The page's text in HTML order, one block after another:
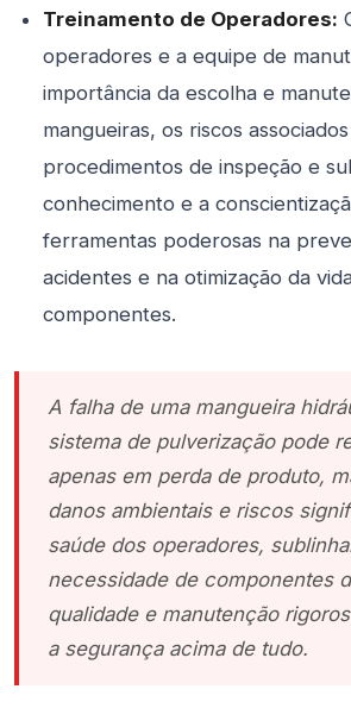
Treinamento de Operadores:
operadores e a equipe de
importância da escolha e
mangueiras, os riscos
procedimentos de inspeção e
conhecimento e a
ferramentas poderosas na
acidentes e na otimização da
componentes.
A falha de uma mangueira
sistema de pulverização pode
apenas em perda de produto,
danos ambientais e riscos
saúde dos operadores,
necessidade de componentes
qualidade e manutenção
a segurança acima de tudo.